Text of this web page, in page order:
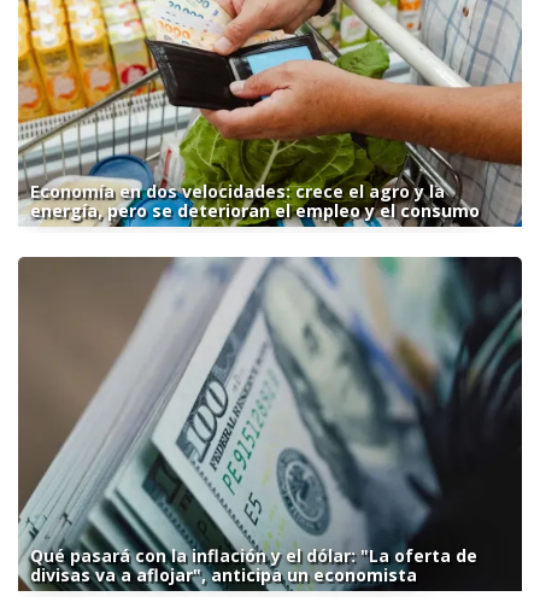
Economía en dos velocidades: crece el agro y la
energía, pero se deterioran el empleo y el consumo
Qué pasará con la inflación y el dólar: "La oferta de
divisas va a aflojar", anticipa un economista